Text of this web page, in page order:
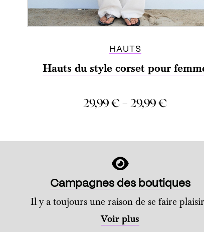
HAUTS
Hauts du style corset pour
29,99 € – 29,99 €
COMPARER
Campagnes des boutiques
Il y a toujours une raison de se faire
Voir plus